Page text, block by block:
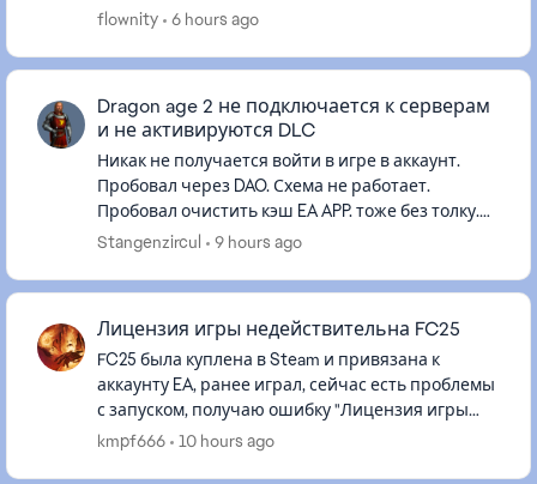
либо выдает ошибку «Вы не можете купить этот
flownity 6 hours ago
Dragon age 2 не подключается к серверам
и не активируются DLC
Никак не получается войти в игре в аккаунт.
Пробовал через DAO. Схема не работает.
Пробовал очистить кэш EA APP. тоже без толку.
Игра куплена и работает через EA со всеми DLC.
Stangenzircul 9 hours ago
Лицензия игры недействительна FC25
FC25 была куплена в Steam и привязана к
аккаунту EA, ранее играл, сейчас есть проблемы
с запуском, получаю ошибку "Лицензия игры
недействительна". Кэш чистил, в автономном
kmpf666 10 hours ago